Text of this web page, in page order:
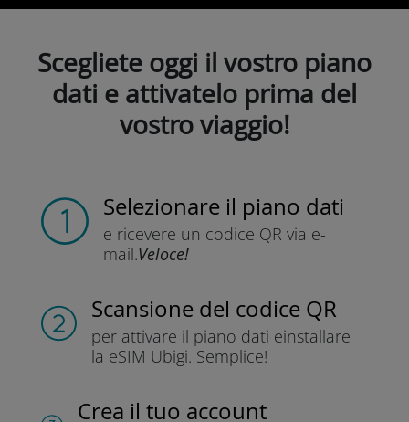
Scegliete oggi il vostro piano
dati e attivatelo prima del
vostro viaggio!
Selezionare il piano dati
e ricevere un codice QR via e-
mail.Veloce!
Scansione del codice QR
per attivare il piano dati einstallare
la eSIM Ubigi. Semplice!
Crea il tuo account